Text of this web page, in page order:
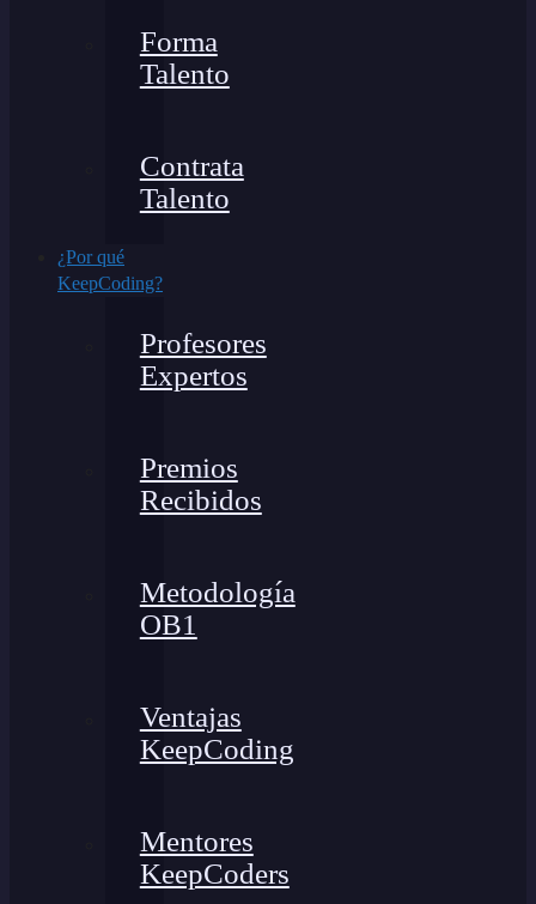
Forma
Talento
Contrata
Talento
¿Por qué
KeepCoding?
Profesores
Expertos
Premios
Recibidos
Metodología
OB1
Ventajas
KeepCoding
Mentores
KeepCoders